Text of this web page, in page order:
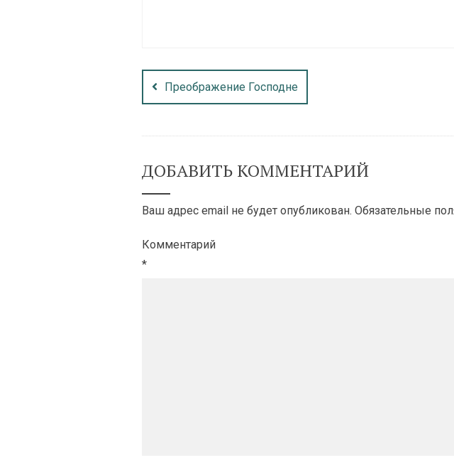
Преображение Господне
ДОБАВИТЬ КОММЕНТАРИЙ
Ваш адрес email не будет опубликован. Обязательные
Комментарий
*